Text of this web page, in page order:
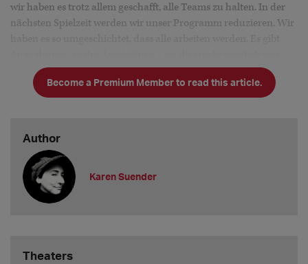
wir haben es trotz allem geschafft, alle Teams zu halten. In der
nächsten Spielzeit werden wir unser Programm reduzieren. Wir
diese haben wir ausbezahlt bzw. sie werden dann in der
übernächsten Spie
Become a Premium Member to read this article.
Author
Karen Suender
Theaters